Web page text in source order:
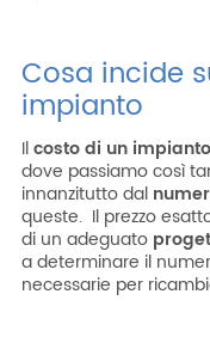
Cosa incide
impianto
Ilcosto di un
dove passiamo così
innanzitutto dal
queste. Il prezzo
di un adeguato
a determinare il
necessarie per